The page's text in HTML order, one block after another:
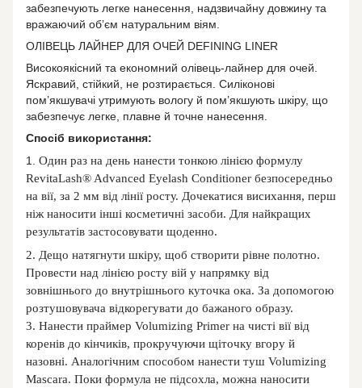
забезпечують легке нанесення, надзвичайну довжину та
вражаючий об’єм натуральним віям.
ОЛІВЕЦЬ ЛАЙНЕР ДЛЯ ОЧЕЙ DEFINING LINER
Високоякісний та економний олівець-лайнер для очей.
Яскравий, стійкий, не розтирається. Силіконові
пом’якшувачі утримують вологу й пом’якшують шкіру, що
забезпечує легке, плавне й точне нанесення.
Спосіб використання:
1. Один раз на день нанести тонкою лінією формулу
RevitaLash® Advanced Eyelash Conditioner безпосередньо
на вії, за 2 мм від лінії росту. Дочекатися висихання, перш
ніж наносити інші косметичні засоби. Для найкращих
результатів застосовувати щоденно.
2. Дещо натягнути шкіру, щоб створити рівне полотно.
Провести над лінією росту вій у напрямку від
зовнішнього до внутрішнього куточка ока. За допомогою
розтушовувача відкорегувати до бажаного образу.
3. Нанести праймер Volumizing Primer на чисті вії від
коренів до кінчиків, прокручуючи щіточку вгору й
назовні. Аналогічним способом нанести туш Volumizing
Mascara. Поки формула не підсохла, можна наносити